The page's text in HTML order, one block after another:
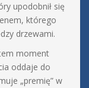
upodobnił się
którego
drzewami.
moment
oddaje do
„premię” w